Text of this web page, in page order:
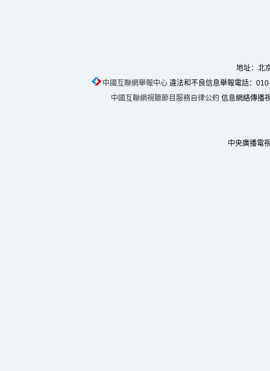
地址：北
中國互聯網舉報中心違法和不良信息舉報電話：
中國互聯網視聽節目服務自律公約 信息網絡傳播
中央廣播電